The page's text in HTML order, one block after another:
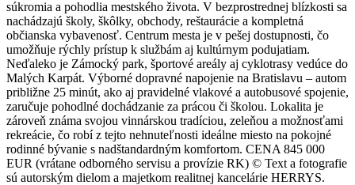
súkromia a pohodlia mestského života. V bezprostrednej blízkosti sa
nachádzajú školy, škôlky, obchody, reštaurácie a kompletná
občianska vybavenosť. Centrum mesta je v pešej dostupnosti, čo
umožňuje rýchly prístup k službám aj kultúrnym podujatiam.
Neďaleko je Zámocký park, športové areály aj cyklotrasy vedúce do
Malých Karpát. Výborné dopravné napojenie na Bratislavu – autom
približne 25 minút, ako aj pravidelné vlakové a autobusové spojenie,
zaručuje pohodlné dochádzanie za prácou či školou. Lokalita je
zároveň známa svojou vinnárskou tradíciou, zeleňou a možnosťami
rekreácie, čo robí z tejto nehnuteľnosti ideálne miesto na pokojné
rodinné bývanie s nadštandardným komfortom. CENA 845 000
EUR (vrátane odborného servisu a provízie RK) © Text a fotografie
sú autorským dielom a majetkom realitnej kancelárie HERRYS.